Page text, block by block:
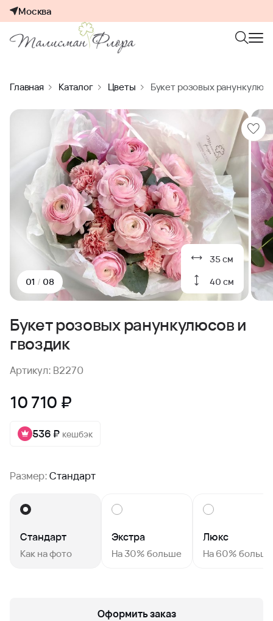
Москва
Главная Каталог Цветы Букет розовых
35 см
40 см
01 / 08
Букет розовых ранункулюсов и
гвоздик
Артикул: B2270
10 710 ₽
536 ₽ кешбэк
Размер:Стандарт
Стандарт
Как на фото
Экстра
На 30% больше
Люкс
На 60% больше
Оформить заказ